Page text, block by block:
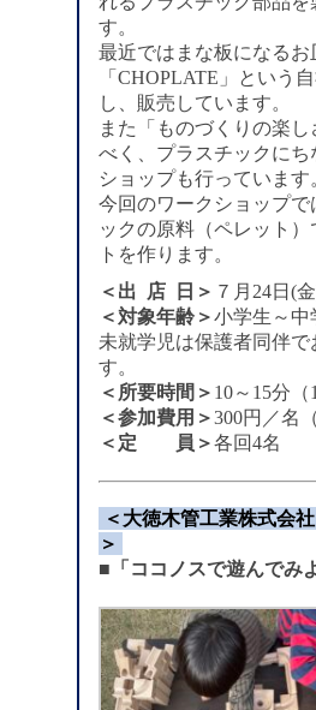
す。
最近ではまな板になるお
「CHOPLATE」という
し、販売しています。
また「ものづくりの楽し
べく、プラスチックにち
ショップも行っています
今回のワークショップで
ックの原料（ペレット）
トを作ります。
＜出 店 日＞ ７月24日(
＜対象年齢＞小学生～
未就学児は保護者同伴で
す。
＜所要時間＞ 10～15分（
＜参加費用＞300円／名
＜定 員＞各回4名
＜大徳木管工業株式会社
＞
■「ココノスで遊んでみ